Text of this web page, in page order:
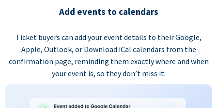
Add events to calendars
Ticket buyers can add your event details to their Google,
Apple, Outlook, or Download iCal calendars from the
confirmation page, reminding them exactly where and when
your event is, so they don’t miss it.